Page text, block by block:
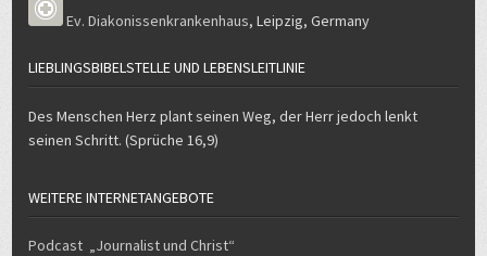
Ev. Diakonissenkrankenhaus,Leipzig,Germany
LIEBLINGSBIBELSTELLE UND LEBENSLEITLINIE
Des Menschen Herz plant seinen Weg, der Herr jedoch lenkt
seinen Schritt. (Sprüche 16,9)
WEITERE INTERNETANGEBOTE
Podcast „Journalist und Christ“